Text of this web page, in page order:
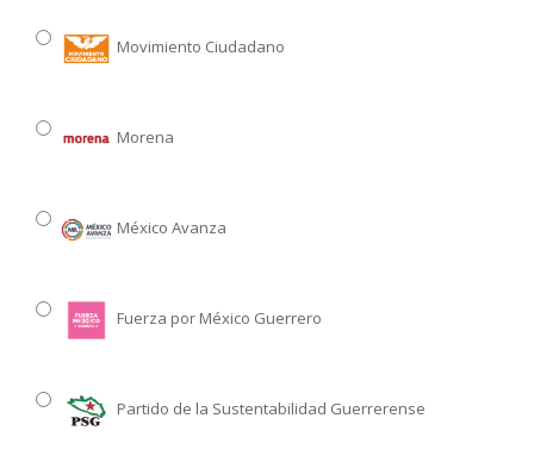
Movimiento Ciudadano
Morena
México Avanza
Fuerza por México Guerrero
Partido de la Sustentabilidad Guerrerense